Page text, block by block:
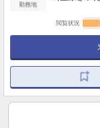
勤務地
閲覧状況